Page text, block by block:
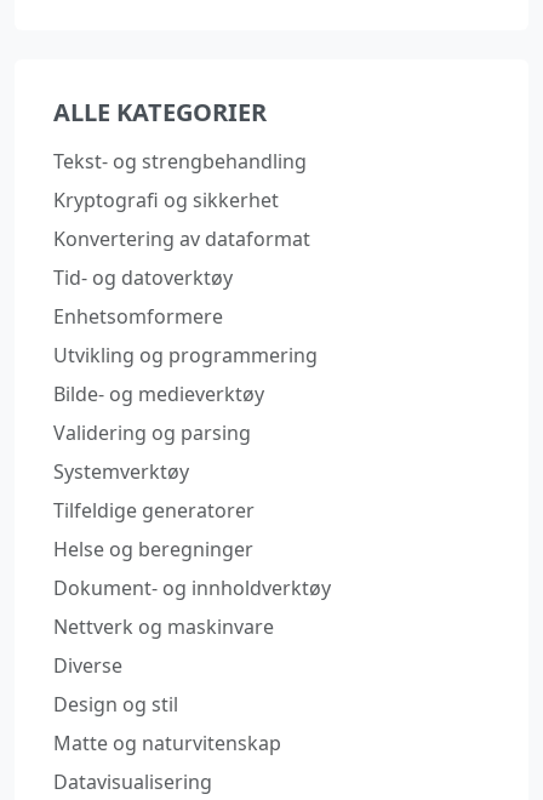
ALLE KATEGORIER
Tekst- og strengbehandling
Kryptografi og sikkerhet
Konvertering av dataformat
Tid- og datoverktøy
Enhetsomformere
Utvikling og programmering
Bilde- og medieverktøy
Validering og parsing
Systemverktøy
Tilfeldige generatorer
Helse og beregninger
Dokument- og innholdverktøy
Nettverk og maskinvare
Diverse
Design og stil
Matte og naturvitenskap
Datavisualisering